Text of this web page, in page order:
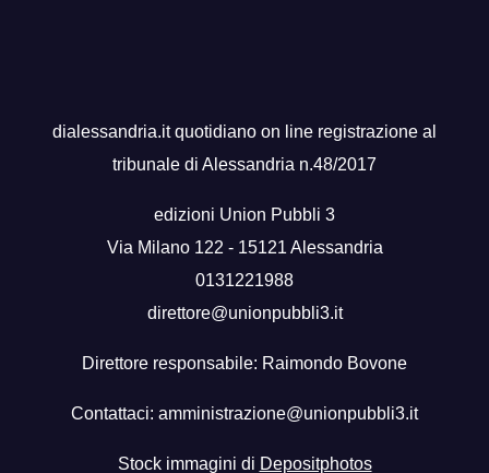
dialessandria.it quotidiano on line registrazione al
tribunale di Alessandria n.48/2017
edizioni Union Pubbli 3
Via Milano 122 - 15121 Alessandria
0131221988
direttore@unionpubbli3.it
Direttore responsabile: Raimondo Bovone
Contattaci: amministrazione@unionpubbli3.it
Stock immagini di Depositphotos